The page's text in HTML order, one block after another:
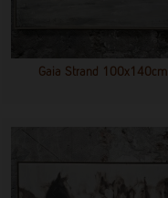
Gaia Strand 100x140cm